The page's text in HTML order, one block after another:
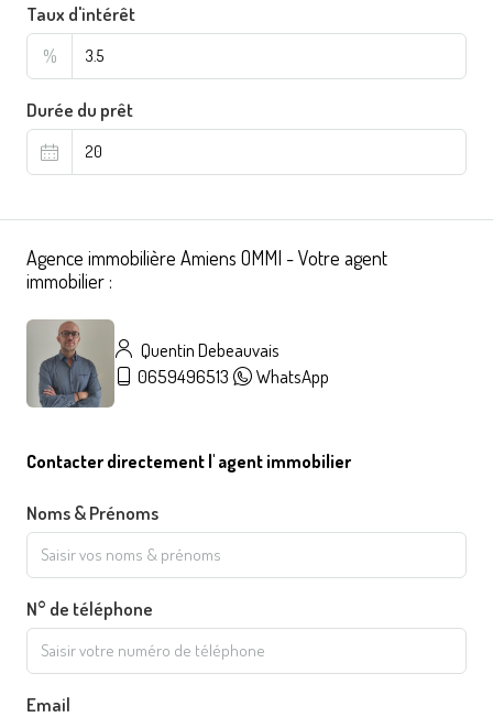
Taux d'intérêt
%
Durée du prêt
Agence immobilière Amiens OMMI - Votre agent
immobilier :
Quentin Debeauvais
0659496513
WhatsApp
Contacter directement l' agent immobilier
Noms & Prénoms
N° de téléphone
Email